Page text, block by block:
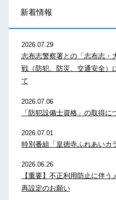
新着情報
2026.07.29
志布志警察署との「志布志・
戦（防犯、防災、交通安全）
て
2026.07.06
「防犯設備士資格」の取得に
2026.07.01
特別番組「皇徳寺ふれあいカ
2026.06.26
【重要】不正利用防止に伴
再設定のお願い